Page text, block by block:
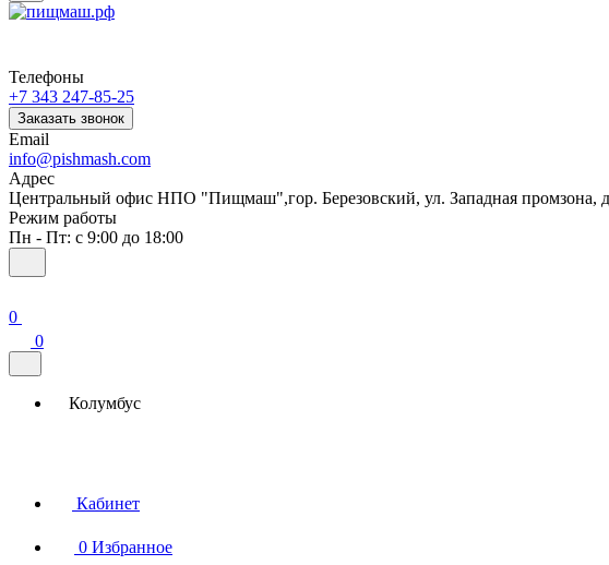
Телефоны
+7 343 247-85-25
Заказать звонок
Email
info@pishmash.com
Адрес
Центральный офис НПО "Пищмаш",гор. Березовский, ул. Западная промзона,
Режим работы
Пн - Пт: с 9:00 до 18:00
0
0
Колумбус
Кабинет
0 Избранное